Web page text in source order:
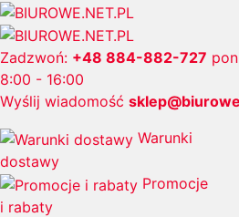
Zadzwoń: +48 884-882-727
8:00 - 16:00
Wyślij wiadomość
Warunki
dostawy
Promocje
i rabaty